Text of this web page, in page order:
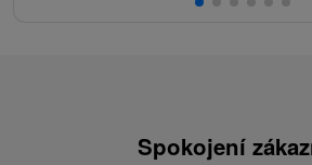
Spokojení